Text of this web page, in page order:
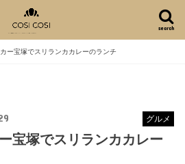
search
ー宝塚でスリランカカレーのランチ
グルメ
宝塚でスリランカカレー